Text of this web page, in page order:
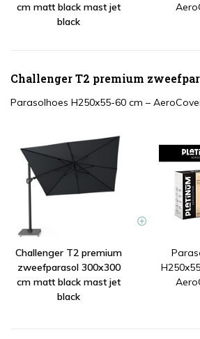
cm matt black mast jet
black
Challenger T2 premium
Parasolhoes H250x55-60 cm –
Challenger T2 premium
zweefparasol 300x300
cm matt black mast jet
black